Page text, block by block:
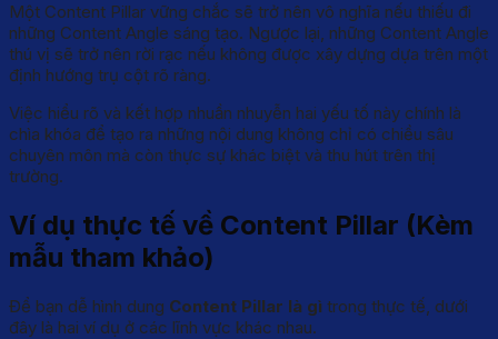
Một Content Pillar vững chắc sẽ trở nên vô nghĩa nếu thiếu đi
những Content Angle sáng tạo. Ngược lại, những Content Angle
thú vị sẽ trở nên rời rạc nếu không được xây dựng dựa trên một
định hướng trụ cột rõ ràng.
Việc hiểu rõ và kết hợp nhuần nhuyễn hai yếu tố này chính là
chìa khóa để tạo ra những nội dung không chỉ có chiều sâu
chuyên môn mà còn thực sự khác biệt và thu hút trên thị
trường.
Ví dụ thực tế về Content Pillar (Kèm
mẫu tham khảo)
Để bạn dễ hình dung Content Pillar là gì trong thực tế, dưới
đây là hai ví dụ ở các lĩnh vực khác nhau.